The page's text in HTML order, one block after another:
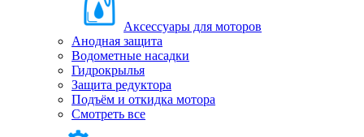
Аксессуары для моторов
Анодная защита
Водометные насадки
Гидрокрылья
Защита редуктора
Подъём и откидка мотора
Смотреть все